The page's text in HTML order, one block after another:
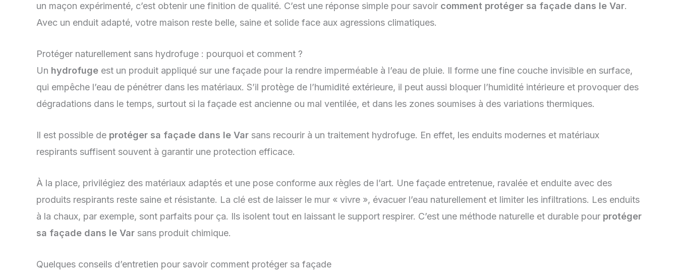
un maçon expérimenté, c’est obtenir une finition de qualité. C’est une réponse simple pour savoir comment protéger sa façade dans le Var.
Avec un enduit adapté, votre maison reste belle, saine et solide face aux agressions climatiques.
Protéger naturellement sans hydrofuge : pourquoi et comment ?
Un hydrofuge est un produit appliqué sur une façade pour la rendre imperméable à l’eau de pluie. Il forme une fine couche invisible en surface,
qui empêche l’eau de pénétrer dans les matériaux. S’il protège de l’humidité extérieure, il peut aussi bloquer l’humidité intérieure et provoquer des
dégradations dans le temps, surtout si la façade est ancienne ou mal ventilée, et dans les zones soumises à des variations thermiques.
Il est possible de protéger sa façade dans le Var sans recourir à un traitement hydrofuge. En effet, les enduits modernes et matériaux
respirants suffisent souvent à garantir une protection efficace.
À la place, privilégiez des matériaux adaptés et une pose conforme aux règles de l’art. Une façade entretenue, ravalée et enduite avec des
produits respirants reste saine et résistante. La clé est de laisser le mur « vivre », évacuer l’eau naturellement et limiter les infiltrations. Les enduits
à la chaux, par exemple, sont parfaits pour ça. Ils isolent tout en laissant le support respirer. C’est une méthode naturelle et durable pour protéger
sa façade dans le Var sans produit chimique.
Quelques conseils d’entretien pour savoir comment protéger sa façade